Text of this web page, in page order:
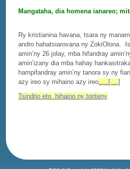
Mangataha, dia homena ianareo;
Ry kristianina havana, tsara ny
andro hahatsiarovana ny ZokiOlona.
amin’ny 26 jolay, mba hifandray
amin’izany dia mba hahay
hampifandray amin’ny tanora sy ny
azy ireo sy mihaino azy ireo.....[....]
Tsindrio eto hihaino ny toriteny